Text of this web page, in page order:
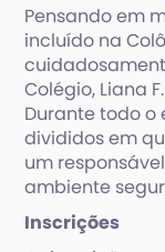
Pensando em
incluído na
Colégio, Liana
Durante todo o
divididos em
um
ambiente
Inscrições